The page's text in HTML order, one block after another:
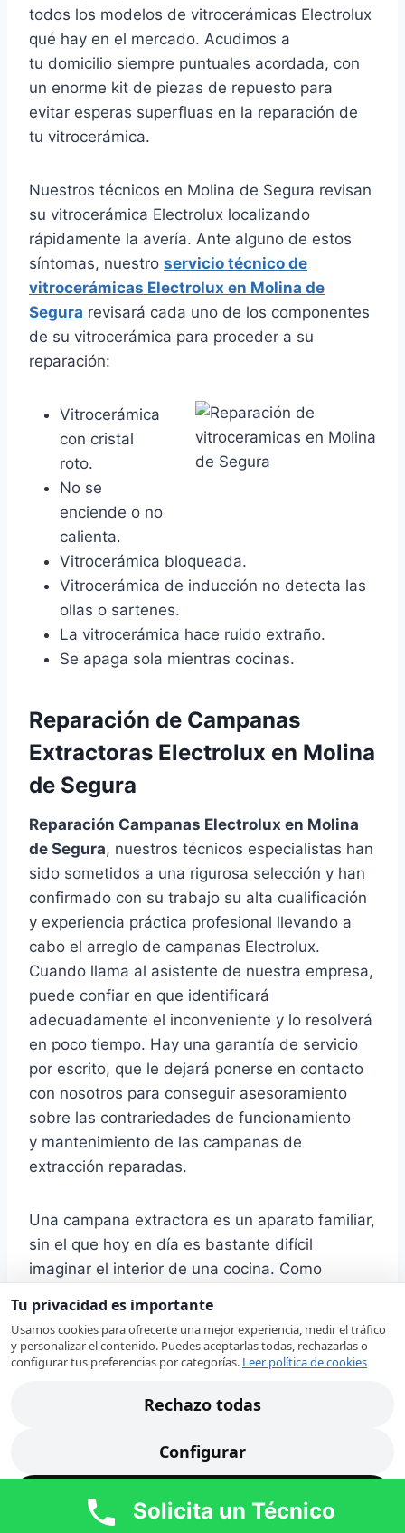
todos los modelos de vitrocerámicas Electrolux
qué hay en el mercado. Acudimos a
tu domicilio siempre puntuales acordada, con
un enorme kit de piezas de repuesto para
evitar esperas superfluas en la reparación de
tu vitrocerámica.
Nuestros técnicos en Molina de Segura revisan
su vitrocerámica Electrolux localizando
rápidamente la avería. Ante alguno de estos
síntomas, nuestro servicio técnico de
vitrocerámicas Electrolux en Molina de
Segura revisará cada uno de los componentes
de su vitrocerámica para proceder a su
reparación:
Vitrocerámica
con cristal
roto.
No se
enciende o no
calienta.
Vitrocerámica bloqueada.
Vitrocerámica de inducción no detecta las
ollas o sartenes.
La vitrocerámica hace ruido extraño.
Se apaga sola mientras cocinas.
Reparación de Campanas
Extractoras Electrolux en Molina
de Segura
Reparación Campanas Electrolux en Molina
de Segura, nuestros técnicos especialistas han
sido sometidos a una rigurosa selección y han
confirmado con su trabajo su alta cualificación
y experiencia práctica profesional llevando a
cabo el arreglo de campanas Electrolux.
Cuando llama al asistente de nuestra empresa,
puede confiar en que identificará
adecuadamente el inconveniente y lo resolverá
en poco tiempo. Hay una garantía de servicio
por escrito, que le dejará ponerse en contacto
con nosotros para conseguir asesoramiento
sobre las contrariedades de funcionamiento
y mantenimiento de las campanas de
extracción reparadas.
Una campana extractora es un aparato familiar,
sin el que hoy en día es bastante difícil
imaginar el interior de una cocina. Como
marchar sin problemas y averías durante
mucho tiempo. Mas, como cualquier otro
dispositivo, tarde que temprano, las campanas
un profesional capacitado.
rápidamente la avería. Ante alguno de estos
Tu privacidad es importante
Usamos cookies para ofrecerte una mejor experiencia, medir el tráfico
y personalizar el contenido. Puedes aceptarlas todas, rechazarlas o
configurar tus preferencias por categorías. Leer política de cookies
Rechazo todas
Configurar
Acepto todas
Solicita un Técnico